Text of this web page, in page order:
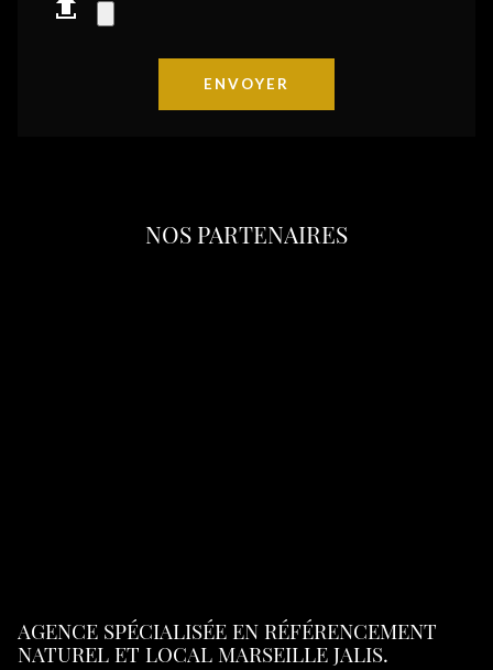
NOS PARTENAIRES
AGENCE SPÉCIALISÉE EN RÉFÉRENCEMENT
NATUREL ET LOCAL MARSEILLE JALIS.